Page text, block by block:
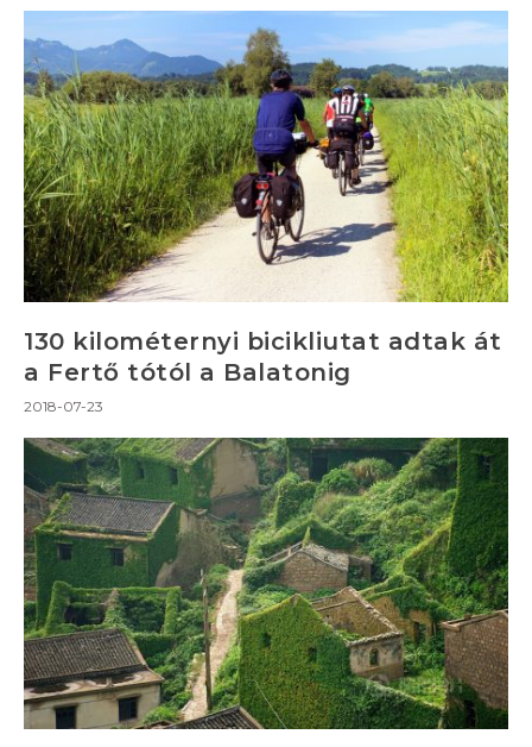
130 kilométernyi bicikliutat adtak át
a Fertő tótól a Balatonig
2018-07-23